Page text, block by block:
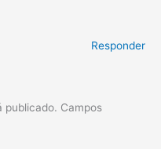
Responder
publicado. Campos